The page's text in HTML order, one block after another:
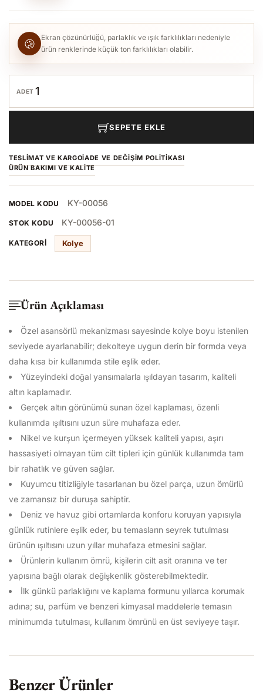
Ekran çözünürlüğü, parlaklık ve ışık farklılıkları nedeniyle
ürün renklerinde küçük ton farklılıkları olabilir.
ADET
SEPETE EKLE
TESLIMAT VE KARGOİADE VE DEĞIŞIM POLITIKASI
ÜRÜN BAKIMI VE KALITE
MODEL KODU KY-00056
STOK KODU KY-00056-01
KATEGORI Kolye
Ürün Açıklaması
Özel asansörlü mekanizması sayesinde kolye boyu istenilen
seviyede ayarlanabilir; dekolteye uygun derin bir formda veya
daha kısa bir kullanımda stile eşlik eder.
Yüzeyindeki doğal yansımalarla ışıldayan tasarım, kaliteli
altın kaplamadır.
Gerçek altın görünümü sunan özel kaplaması, özenli
kullanımda ışıltısını uzun süre muhafaza eder.
Nikel ve kurşun içermeyen yüksek kaliteli yapısı, aşırı
hassasiyeti olmayan tüm cilt tipleri için günlük kullanımda tam
bir rahatlık ve güven sağlar.
Kuyumcu titizliğiyle tasarlanan bu özel parça, uzun ömürlü
ve zamansız bir duruşa sahiptir.
Deniz ve havuz gibi ortamlarda konforu koruyan yapısıyla
günlük rutinlere eşlik eder, bu temasların seyrek tutulması
ürünün ışıltısını uzun yıllar muhafaza etmesini sağlar.
Ürünlerin kullanım ömrü, kişilerin cilt asit oranına ve ter
yapısına bağlı olarak değişkenlik gösterebilmektedir.
İlk günkü parlaklığını ve kaplama formunu yıllarca korumak
adına; su, parfüm ve benzeri kimyasal maddelerle temasın
minimumda tutulması, kullanım ömrünü en üst seviyeye taşır.
Benzer Ürünler